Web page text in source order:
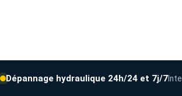
Dépannage hydraulique 24h/24 et 7j/7